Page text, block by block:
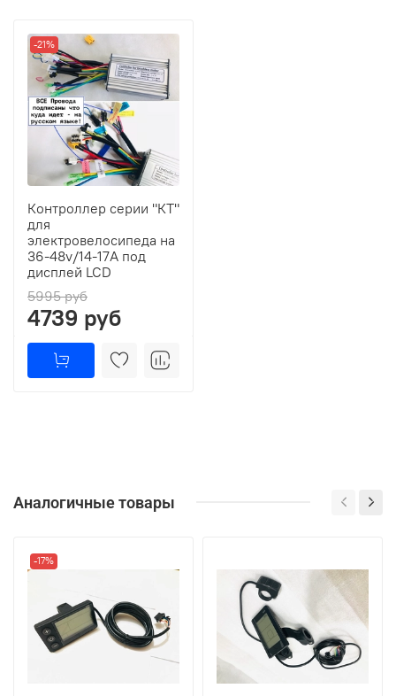
-21%
Контроллер серии "КТ"
для
электровелосипеда на
36-48v/14-17A под
дисплей LCD
5995 руб
4739 руб
Аналогичные товары
-17%